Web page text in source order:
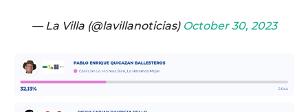
— La Villa (@lavillanoticias) October 30, 2023